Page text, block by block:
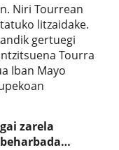
Niri Tourrean
litzaidake.
gertuegi
Tourra
Iban Mayo
zarela